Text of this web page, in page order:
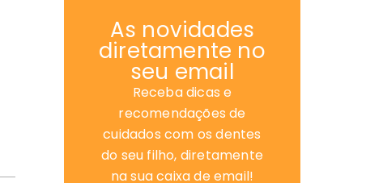
As novidades
diretamente no
seu email
Receba dicas e
recomendações de
cuidados com os dentes
do seu filho, diretamente
na sua caixa de email!